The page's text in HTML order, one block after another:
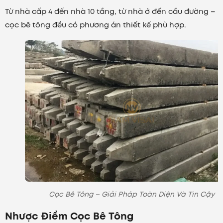
Từ nhà cấp 4 đến nhà 10 tầng, từ nhà ở đến cầu đường –
cọc bê tông đều có phương án thiết kế phù hợp.
Cọc Bê Tông – Giải Pháp Toàn Diện Và Tin Cậy
Nhược Điểm Cọc Bê Tông